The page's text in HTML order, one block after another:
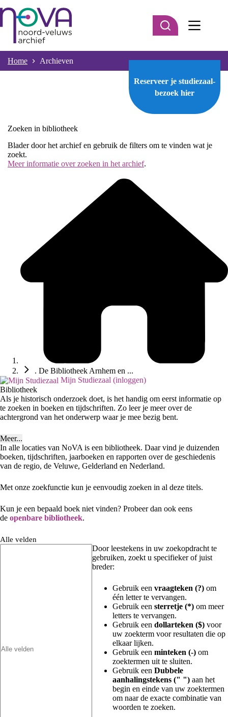
naar
inhoud
Home Archieven
Reserveer je studiezaal-
bezoek hier
Zoeken in bibliotheek
Blader door het archief en gebruik de filters om te vinden wat je
zoekt.
Meer informatie over zoeken in het archief.
. De Bibliotheek Arnhem en ...
Mijn Studiezaal (inloggen)
Bibliotheek
Als je historisch onderzoek doet, is het handig om eerst informatie op
te zoeken in boeken en tijdschriften. Zo leer je meer over de
achtergrond van het onderwerp waar je mee bezig bent.
Meer...
In alle locaties van NoVA is een bibliotheek. Daar vind je duizenden
boeken, tijdschriften, jaarboeken en rapporten over de geschiedenis
van de regio, de Veluwe, Gelderland en Nederland.
Met onze zoekfunctie kun je eenvoudig zoeken in al deze titels.
Kun je een bepaald boek niet vinden? Probeer dan ook eens
de openbare bibliotheek.
Alle velden
Door leestekens in uw zoekopdracht te
gebruiken, zoekt u specifieker of juist
breder:
Gebruik een vraagteken (?) om
één letter te vervangen.
Gebruik een sterretje (*) om meer
letters te vervangen.
Gebruik een dollarteken ($) voor
uw zoekterm voor resultaten die op
elkaar lijken.
Gebruik een minteken (-) om
zoektermen uit te sluiten.
Gebruik een Dubbele
aanhalingstekens (" ") aan het
begin en einde van uw zoektermen
om naar de exacte combinatie van
woorden te zoeken.